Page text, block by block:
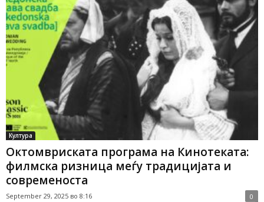
Култура
Октомвриската програма на Кинотеката:
филмска ризница меѓу традицијата и
современоста
September 29, 2025 во 8:16 0